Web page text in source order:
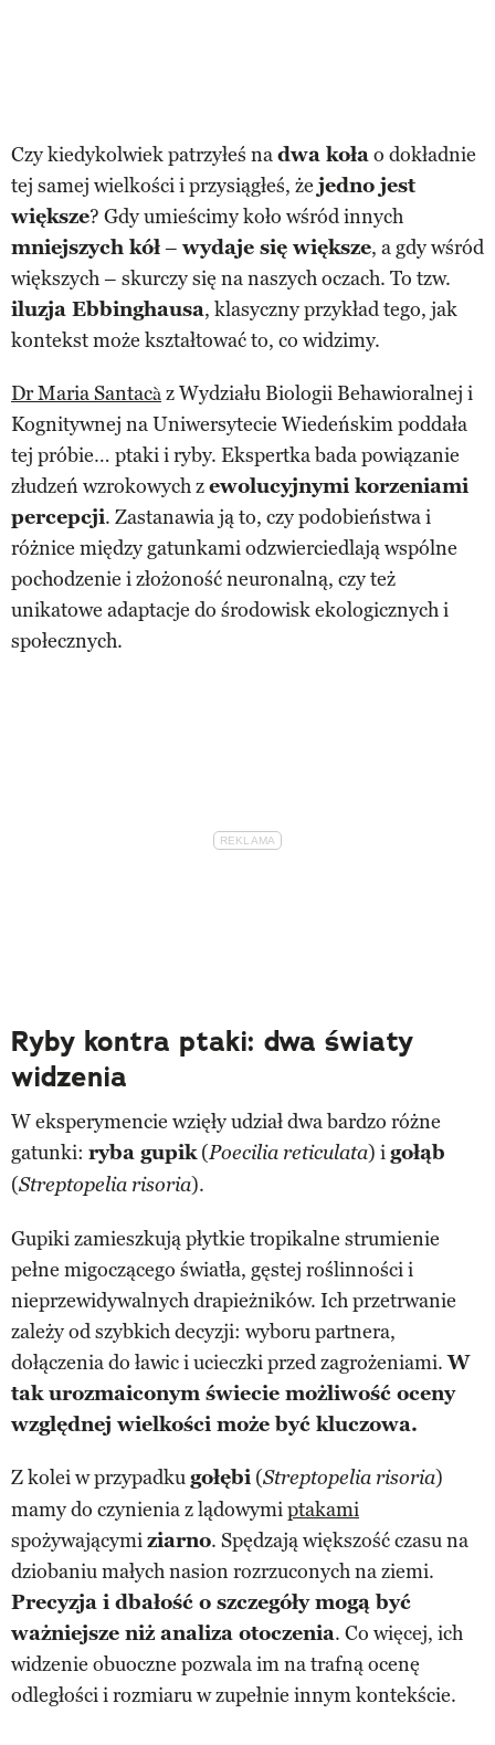
Czy kiedykolwiek patrzyłeś nadwa kołao dokładnie
tej samej wielkości i przysiągłeś, że jedno jest
większe? Gdy umieścimy koło wśród innych
mniejszych kół– wydaje się większe, a gdy wśród
większych – skurczy się na naszych oczach. To tzw.
iluzja Ebbinghausa, klasyczny przykład tego, jak
kontekst może kształtować to, co widzimy.
Dr Maria Santacàz Wydziału Biologii Behawioralnej i
Kognitywnej na Uniwersytecie Wiedeńskim poddała
tej próbie… ptaki i ryby. Ekspertka bada powiązanie
złudzeń wzrokowych zewolucyjnymi korzeniami
percepcji. Zastanawia ją to, czy podobieństwa i
różnice między gatunkami odzwierciedlają wspólne
pochodzenie i złożoność neuronalną, czy też
unikatowe adaptacje do środowisk ekologicznych i
społecznych.
Ryby kontra ptaki: dwa światy
widzenia
W eksperymencie wzięły udział dwa bardzo różne
gatunki: ryba gupik(Poecilia reticulata) igołąb
(Streptopelia risoria).
Gupiki zamieszkują płytkie tropikalne strumienie
pełne migoczącego światła, gęstej roślinności i
nieprzewidywalnych drapieżników. Ich przetrwanie
zależy od szybkich decyzji: wyboru partnera,
dołączenia do ławic i ucieczki przed zagrożeniami.W
tak urozmaiconym świecie możliwość oceny
względnej wielkości może być kluczowa.
Z kolei w przypadkugołębi (Streptopelia risoria)
mamy do czynienia z lądowymiptakami
spożywającymiziarno. Spędzają większość czasu na
dziobaniu małych nasion rozrzuconych na ziemi.
Precyzja i dbałość o szczegóły mogą być
ważniejsze niż analiza otoczenia. Co więcej, ich
widzenie obuoczne pozwala im na trafną ocenę
odległości i rozmiaru w zupełnie innym kontekście.